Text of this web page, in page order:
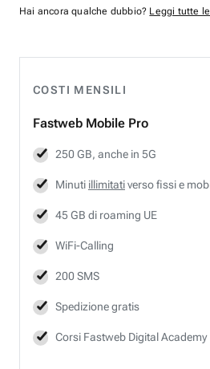
COSTI MENSILI
Fastweb Mobile Pro
250 GB, anche in 5G
Minuti illimitativerso fissi e
45 GB di roaming UE
WiFi-Calling
200 SMS
Spedizione gratis
Corsi Fastweb Digital Academy
Hai ancora qualche dubbio? Leggi tutte